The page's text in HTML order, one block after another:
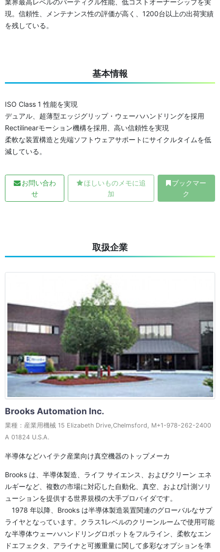
現。信頼性、メンテナンス性の評価が高く、1200台以上の出荷実績
を残している。
基本情報
ISO Class 1 性能を実現
デュアル、超薄型エッジグリップ・ウェーハハンドリングを採用
Rectilinearモーション機構を採用、高い信頼性を実現
柔軟な装置構造と先端ソフトウェアサポートにサイクルタイムを低
減している。
お問い合わ
せ
ほしいものメモに追
加
ブックマー
ク
取扱企業
Brooks Automation Inc.
業種：産業用機械 15 Elizabeth Drive,Chelmsford, M+1-978-262-2400
A 01824 U.S.A.
半導体などハイテク産業向け真空機器のトップメーカ
Brooks は、半導体製造、ライフ サイエンス、およびクリーン エネ
ルギーなど、複数の市場に対応した自動化、真空、および計測ソリ
ューションを提供する世界規模の大手プロバイダです。
1978 年以降、Brooks は半導体製造装置関連のグローバルなサプ
ライヤとなっています。クラス1レベルのクリーンルームで使用可能
な半導体ウェーハハンドリングロボットをフルライン、柔軟なエン
ドエフェクタ、アライナと可搬重量に関して多彩なオプションを準